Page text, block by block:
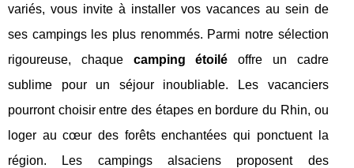
variés, vous invite à installer vos vacances au sein de
ses campings les plus renommés. Parmi notre sélection
rigoureuse, chaque camping étoilé offre un cadre
sublime pour un séjour inoubliable. Les vacanciers
pourront choisir entre des étapes en bordure du Rhin, ou
loger au cœur des forêts enchantées qui ponctuent la
région. Les campings alsaciens proposent des